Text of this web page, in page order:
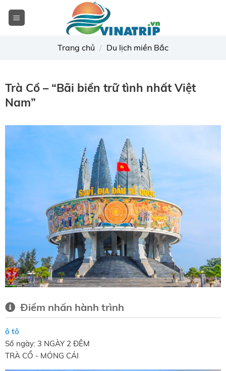
Trang chủ / Du lịch miền Bắc
Trà Cổ – “Bãi biển trữ tình nhất Việt
Nam”
Điểm nhấn hành trình
ô tô
Số ngày: 3 NGÀY 2 ĐÊM
TRÀ CỔ - MÓNG CÁI